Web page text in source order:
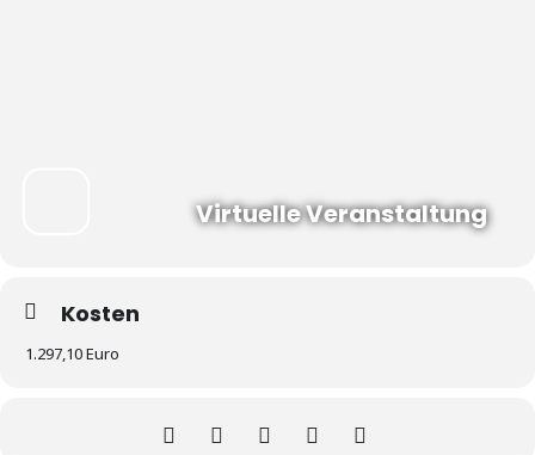
Virtuelle Veranstaltung
Kosten
1.297,10 Euro